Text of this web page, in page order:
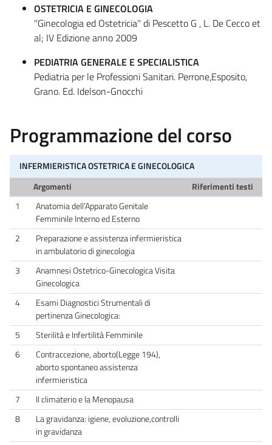
OSTETRICIA E GINECOLOGIA
''Ginecologia ed Ostetricia'' di Pescetto G , L. De Cecco et
al; IV Edizione anno 2009
PEDIATRIA GENERALE E SPECIALISTICA
Pediatria per le Professioni Sanitari. Perrone,Esposito,
Grano. Ed. Idelson-Gnocchi
Programmazione del corso
INFERMIERISTICA OSTETRICA E GINECOLOGICA
Argomenti
Riferimenti testi
1
Anatomia dell’Apparato Genitale
Femminile Interno ed Esterno
2
Preparazione e assistenza infermieristica
in ambulatorio di ginecologia
3
Anamnesi Ostetrico-Ginecologica Visita
Ginecologica
4
Esami Diagnostici Strumentali di
pertinenza Ginecologica:
5
Sterilità e Infertilità Femminile
6
Contraccezione, aborto(Legge 194),
aborto spontaneo assistenza
infermieristica
7
Il climaterio e la Menopausa
8
La gravidanza: igiene, evoluzione,controlli
in gravidanza